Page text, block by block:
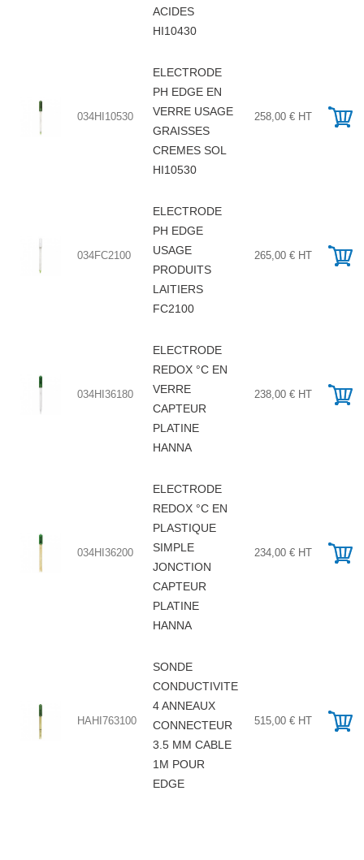
ACIDES
HI10430
034HI10530
ELECTRODE
PH EDGE EN
VERRE USAGE
GRAISSES
CREMES SOL
HI10530
258,00 € HT
034FC2100
ELECTRODE
PH EDGE
USAGE
PRODUITS
LAITIERS
FC2100
265,00 € HT
034HI36180
ELECTRODE
REDOX °C EN
VERRE
CAPTEUR
PLATINE
HANNA
238,00 € HT
034HI36200
ELECTRODE
REDOX °C EN
PLASTIQUE
SIMPLE
JONCTION
CAPTEUR
PLATINE
HANNA
234,00 € HT
HAHI763100
SONDE
CONDUCTIVITE
4 ANNEAUX
CONNECTEUR
3.5 MM CABLE
1M POUR
EDGE
515,00 € HT